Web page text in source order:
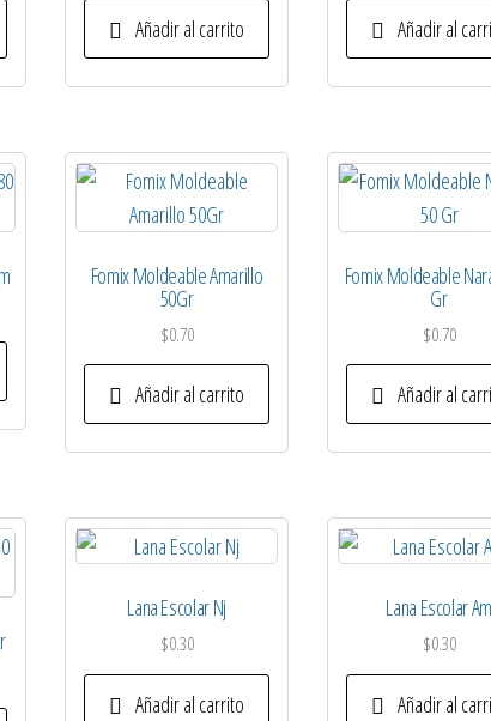
Añadir al carrito Añadir al
Fomix Moldeable Amarillo
50Gr
$0.70
Añadir al carrito
Fomix Moldeable
Gr
$0.70
Añadir al
Lana Escolar Nj
$0.30
Añadir al carrito
Lana Escolar Am
$0.30
Añadir al